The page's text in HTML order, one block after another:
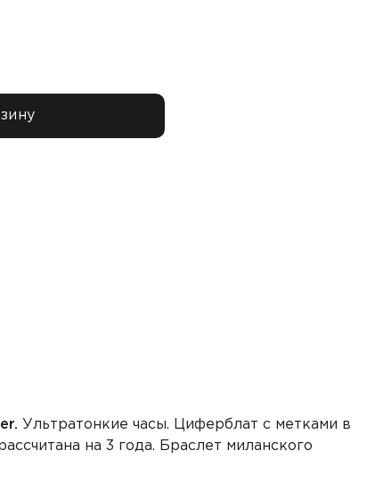
Ультратонкие часы. Циферблат с метками в
на 3 года. Браслет миланского